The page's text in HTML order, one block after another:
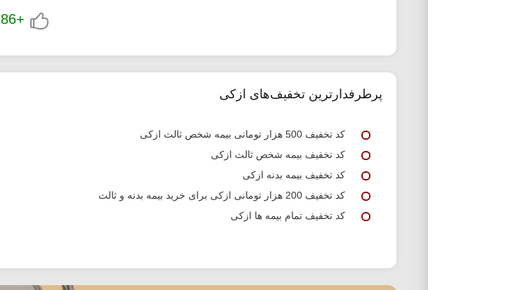
+186
پرطرفدارترین تخفیف‌های ازکی
کد تخفیف 500 هزار تومانی بیمه شخص ثالث ازکی
کد تخفیف بیمه شخص ثالث ازکی
کد تخفیف بیمه بدنه ازکی
کد تخفیف 200 هزار تومانی ازکی برای خرید بیمه بدنه و ثالث
کد تخفیف تمام بیمه ها ازکی